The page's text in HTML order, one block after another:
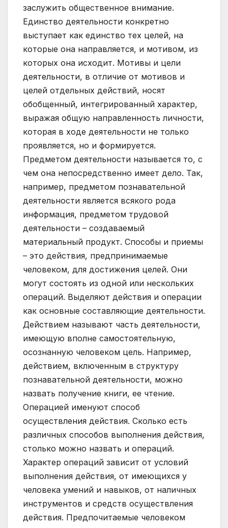
заслужить общественное внимание.
Единство деятельности конкретно
выступает как единство тех целей, на
которые она направляется, и мотивом, из
которых она исходит. Мотивы и цели
деятельности, в отличие от мотивов и
целей отдельных действий, носят
обобщенный, интегрированный характер,
выражая общую направленность личности,
которая в ходе деятельности не только
проявляется, но и формируется.
Предметом деятельности называется то, с
чем она непосредственно имеет дело. Так,
например, предметом познавательной
деятельности является всякого рода
информация, предметом трудовой
деятельности – создаваемый
материальный продукт. Способы и приемы
– это действия, предпринимаемые
человеком, для достижения целей. Они
могут состоять из одной или нескольких
операций. Выделяют действия и операции
как основные составляющие деятельности.
Действием называют часть деятельности,
имеющую вполне самостоятельную,
осознанную человеком цель. Например,
действием, включенным в структуру
познавательной деятельности, можно
назвать получение книги, ее чтение.
Операцией именуют способ
осуществления действия. Сколько есть
различных способов выполнения действия,
столько можно назвать и операций.
Характер операций зависит от условий
выполнения действия, от имеющихся у
человека умений и навыков, от наличных
инструментов и средств осуществления
действия. Предпочитаемые человеком